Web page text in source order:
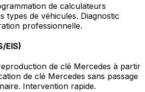
de calculateurs
types de véhicules. Diagnostic
professionnelle.
EIS)
de clé Mercedes à partir
de clé Mercedes sans passage
Intervention rapide.